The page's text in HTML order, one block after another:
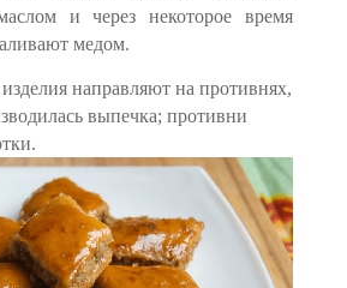
и через некоторое время
медом.
направляют на противнях,
выпечка; противни